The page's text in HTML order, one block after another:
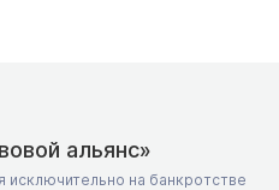
альянс»
на банкротстве